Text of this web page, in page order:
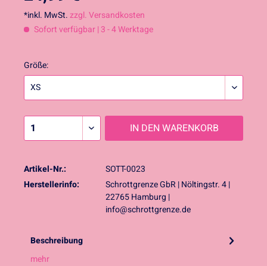
*inkl. MwSt.zzgl. Versandkosten
Sofort verfügbar | 3 - 4 Werktage
Größe:
IN DEN WARENKORB
Artikel-Nr.:
SOTT-0023
Herstellerinfo:
Schrottgrenze GbR | Nöltingstr. 4 |
22765 Hamburg |
info@schrottgrenze.de
Beschreibung
mehr